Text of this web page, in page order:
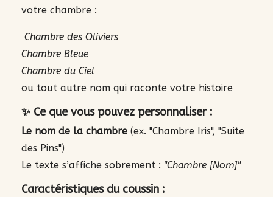
votre chambre :
Chambre des Oliviers
Chambre Bleue
Chambre du Ciel
ou tout autre nom qui raconte votre histoire
✨ Ce que vous pouvez personnaliser :
Le nom de la chambre (ex. "Chambre Iris", "Suite
des Pins")
Le texte s’affiche sobrement : "Chambre [Nom]"
Caractéristiques du coussin :